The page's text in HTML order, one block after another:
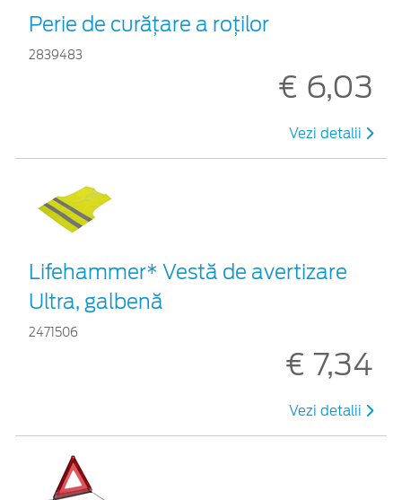
Perie de curățare a roților
2839483
€ 6,03
Vezi detalii
Lifehammer* Vestă de avertizare
Ultra, galbenă
2471506
€ 7,34
Vezi detalii